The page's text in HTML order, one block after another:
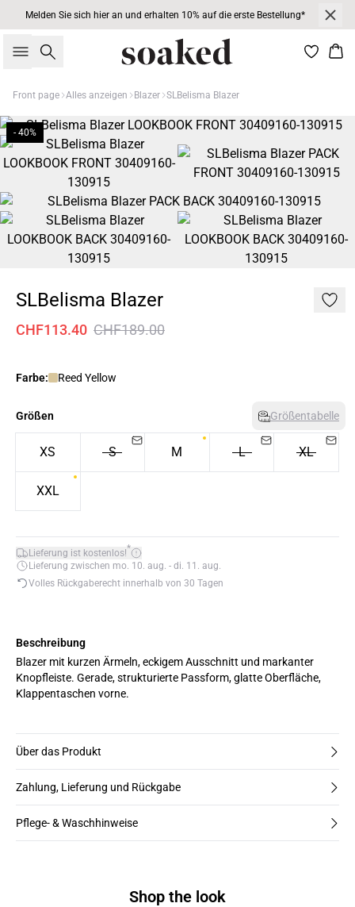
Melden Sie sich hier an und erhalten 10% auf die erste Bestellung*
Suche
Front page Alles anzeigen Blazer SLBelisma Blazer
- 40%
SLBelisma Blazer
CHF113.40 CHF189.00
Farbe: Reed Yellow
Größen Größentabelle
XS S M L XL
XXL
Lieferung ist kostenlos!*
Lieferung zwischen mo. 10. aug. - di. 11. aug.
Volles Rückgaberecht innerhalb von 30 Tagen
Beschreibung
Blazer mit kurzen Ärmeln, eckigem Ausschnitt und markanter
Knopfleiste. Gerade, strukturierte Passform, glatte Oberfläche,
Klappentaschen vorne.
Über das Produkt
Zahlung, Lieferung und Rückgabe
Pflege- & Waschhinweise
Shop the look